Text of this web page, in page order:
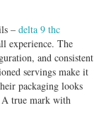
–delta 9 thc
experience. The
and consistent
servings make it
packaging looks
true mark with